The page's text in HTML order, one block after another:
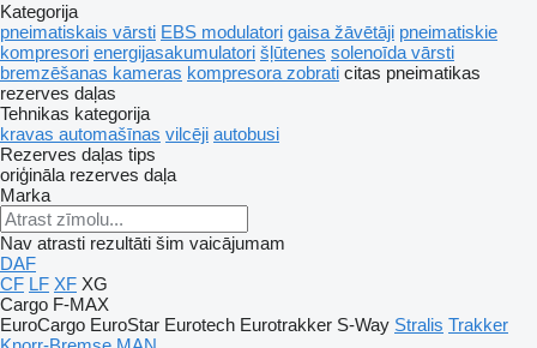
Kategorija
pneimatiskais vārsti EBS modulatori gaisa žāvētāji pneimatiskie
kompresori energijasakumulatori šļūtenes solenoīda vārsti
bremzēšanas kameras kompresora zobrati citas pneimatikas
rezerves daļas
Tehnikas kategorija
kravas automašīnas vilcēji autobusi
Rezerves daļas tips
oriģināla rezerves daļa
Marka
Nav atrasti rezultāti šim vaicājumam
DAF
CF LF XF XG
Cargo F-MAX
EuroCargo EuroStar Eurotech Eurotrakker S-Way Stralis Trakker